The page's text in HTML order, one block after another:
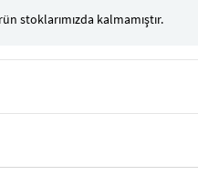
stoklarımızda kalmamıştır.